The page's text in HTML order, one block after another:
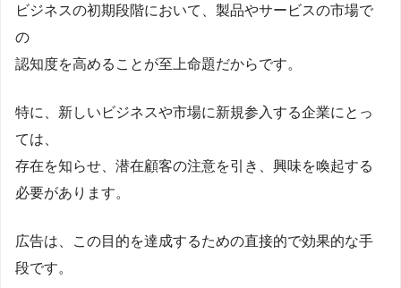
ビジネスの初期段階において、製品やサービスの市場で
の
認知度を高めることが至上命題だからです。
特に、新しいビジネスや市場に新規参入する企業にとっ
ては、
存在を知らせ、潜在顧客の注意を引き、興味を喚起する
必要があります。
広告は、この目的を達成するための直接的で効果的な手
段です。